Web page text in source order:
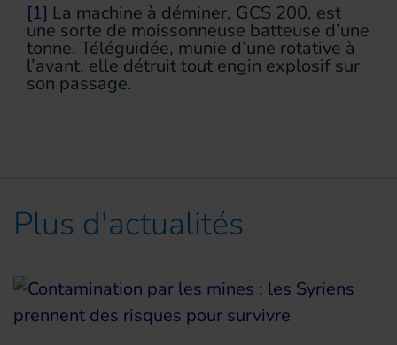
[1] La machine à déminer, GCS 200, est
une sorte de moissonneuse batteuse d’une
tonne. Téléguidée, munie d’une rotative à
l’avant, elle détruit tout engin explosif sur
son passage.
Plus d'actualités